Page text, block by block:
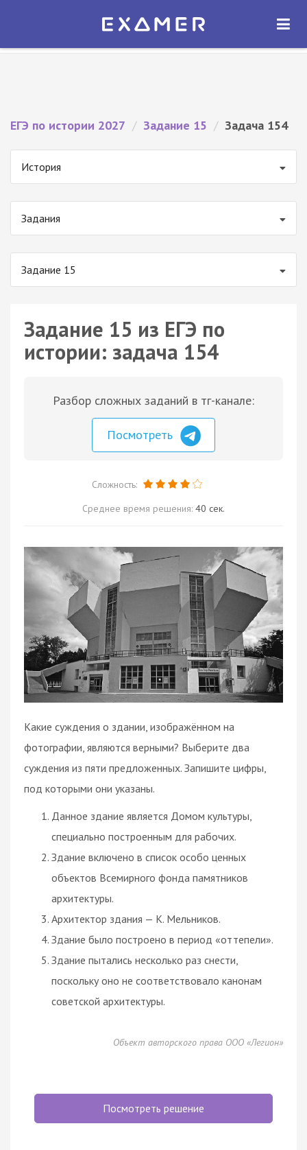
Экзамер — ЕГЭ 2027
ОТКРЫТЬ
ЕГЭ по истории 2027 / Задание 15 / Задача 154
История
Задания
Задание 15
Задание 15 из ЕГЭ по
истории: задача 154
Разбор сложных заданий в тг-канале:
Посмотреть
Сложность:
Среднее время решения: 40 сек.
Какие суждения о здании, изображённом на
фотографии, являются верными? Выберите два
суждения из пяти предложенных. Запишите цифры,
под которыми они указаны.
Данное здание является Домом культуры,
специально построенным для рабочих.
Здание включено в список особо ценных
объектов Всемирного фонда памятников
архитектуры.
Архитектор здания — К. Мельников.
Здание было построено в период «оттепели».
Здание пытались несколько раз снести,
поскольку оно не соответствовало канонам
советской архитектуры.
Объект авторского права ООО «Легион»
Посмотреть решение